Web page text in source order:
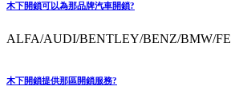
木下開鎖可以為那品牌汽車開鎖?
ALFA/AUDI/BENTLEY/BENZ/BMW/
木下開鎖提供那區開鎖服務?